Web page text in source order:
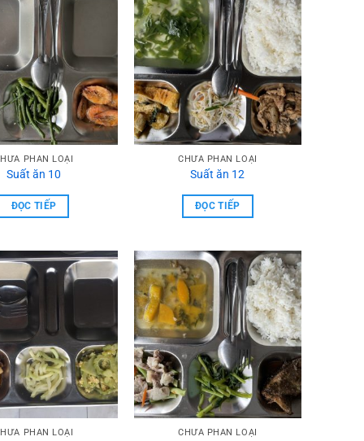
PHẦN LOẠI
Suất ăn 10
ĐỌC TIẾP
CHƯA PHẦN LOẠI
Suất ăn 12
ĐỌC TIẾP
PHẦN LOẠI CHƯA PHẦN LOẠI